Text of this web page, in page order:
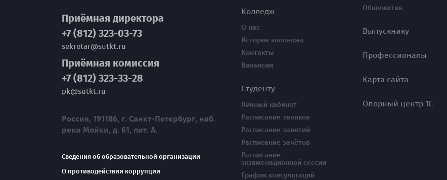
Приёмная директора
+7 (812) 323-03-73
sekretar@sutkt.ru
Приёмная комиссия
+7 (812) 323-33-28
pk@sutkt.ru
Россия, 191186, г. Санкт-Петербург, наб.
реки Мойки, д. 61, лит. А.
Сведения об образовательной организации
О противодействии коррупции
Колледж
О нас
История колледжа
Контакты
Вакансии
Студенту
Личный кабинет
Расписание звонков
Расписание занятий
Расписание зачётов
Расписание
экзаменационной сессии
График консультаций
Общежития
Выпускнику
Профессионалы
Карта сайта
Опорный центр 1С